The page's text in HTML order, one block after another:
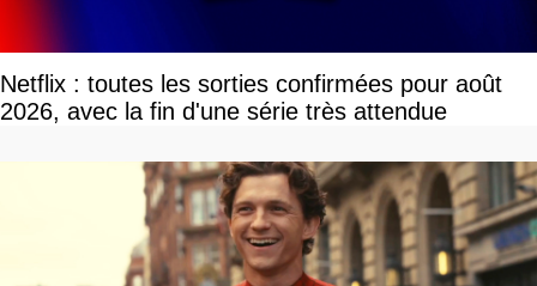
Netflix : toutes les sorties confirmées pour août
2026, avec la fin d'une série très attendue